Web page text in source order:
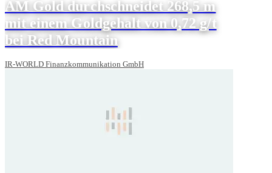
AM Gold durchschneidet 268,5 m
mit einem Goldgehalt von 0,72 g/t
bei Red Mountain
IR-WORLD Finanzkommunikation GmbH